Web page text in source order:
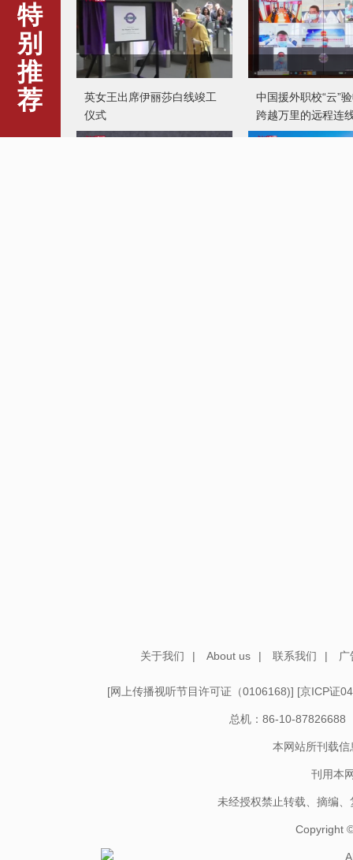
特
别
推
荐
英女王出席伊丽莎白线竣工
仪式
中国援外职校“云”
跨越万里的远程连
关于我们 | About us | 联系我们 |
[网上传播视听节目许可证（0106168)] [京ICP证
总机：86-10-87826688
本网站所刊载
刊用本
未经授权禁止转载、摘编
Copyright